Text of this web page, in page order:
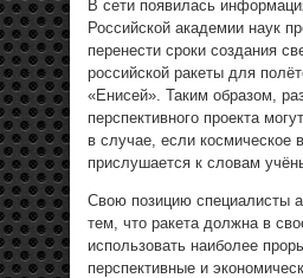
В сети появилась
Российской академии наук
перенести сроки создания
российской ракеты для
«Енисей». Таким образом,
перспективного проекта
в случае, если космическое
прислушается к словам
Свою позицию специалисты
тем, что ракета должна в
использовать наиболее
перспективные и